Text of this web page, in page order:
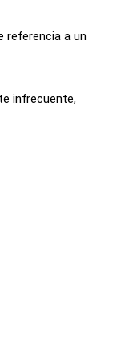
referencia a un
infrecuente,